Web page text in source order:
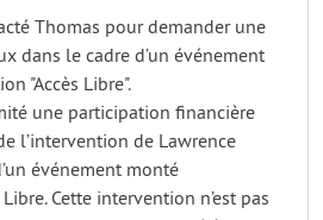
Thomas pour demander une
dans le cadre d’un événement
"Accès Libre".
une participation financière
l’intervention de Lawrence
événement monté
Cette intervention n’est pas